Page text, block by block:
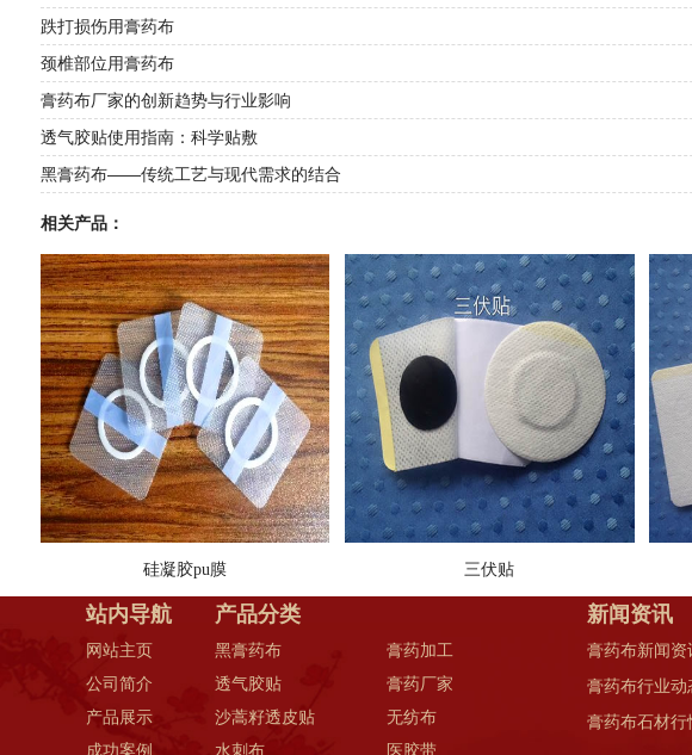
跌打损伤用膏药布
颈椎部位用膏药布
膏药布厂家的创新趋势与行业影响
透气胶贴使用指南：科学贴敷
黑膏药布——传统工艺与现代需求的结合
相关产品：
硅凝胶pu膜 三伏贴
站内导航
网站主页
公司简介
产品展示
成功案例
产品分类
黑膏药布
膏药加工
透气胶贴
膏药厂家
沙蒿籽透皮贴
无纺布
水刺布
医胶带
新闻资讯
膏药布新闻资
膏药布行业动
膏药布石材行